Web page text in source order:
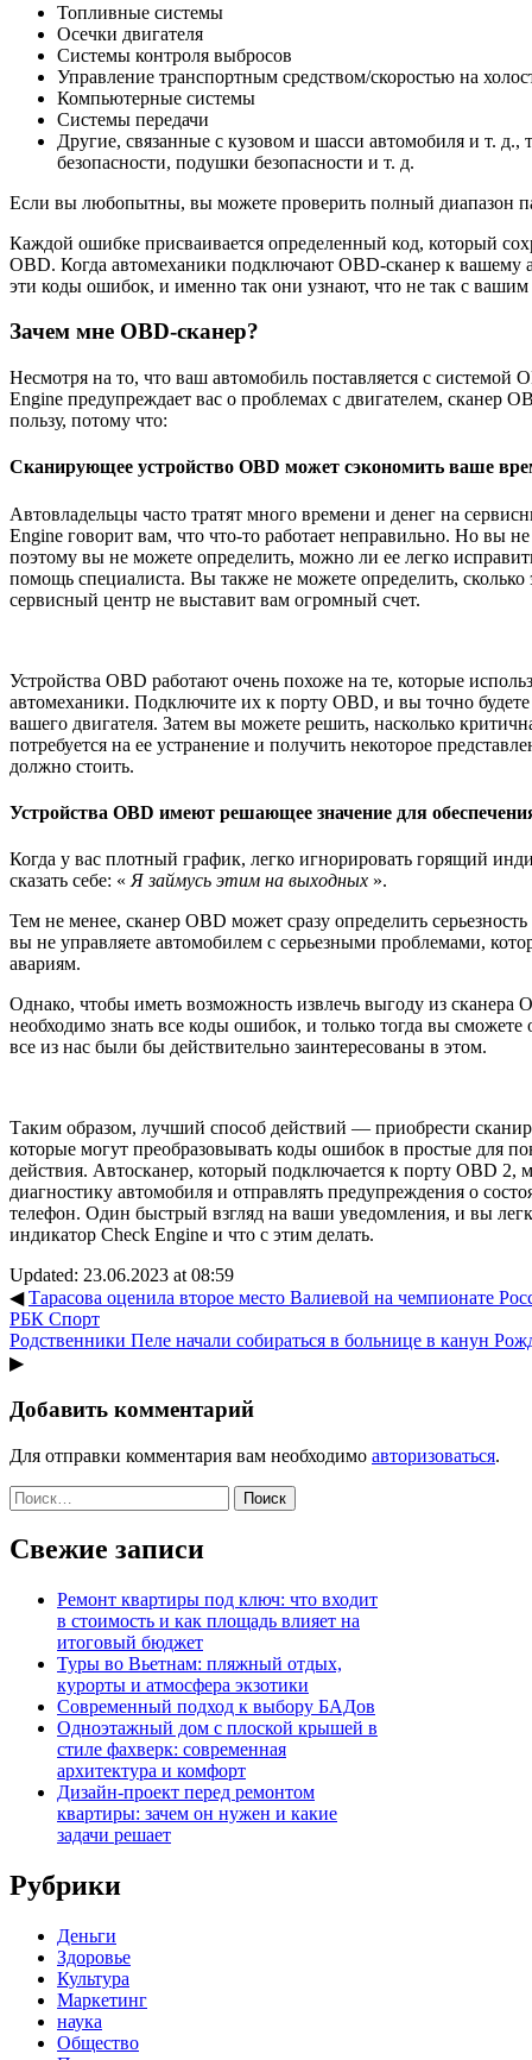
Топливные системы
Осечки двигателя
Системы контроля выбросов
Управление транспортным средством/скоростью на
Компьютерные системы
Системы передачи
Другие, связанные с кузовом и шасси автомобиля и т. д.,
безопасности, подушки безопасности и т. д.
Если вы любопытны, вы можете проверить полный диапазон
Каждой ошибке присваивается определенный код, который
OBD. Когда автомеханики подключают OBD-сканер к вашему
эти коды ошибок, и именно так они узнают, что не так с
Зачем мне OBD-сканер?
Несмотря на то, что ваш автомобиль поставляется с системой
Engine предупреждает вас о проблемах с двигателем, сканер
пользу, потому что:
Сканирующее устройство OBD может сэкономить ваше
Автовладельцы часто тратят много времени и денег на
Engine говорит вам, что что-то работает неправильно. Но вы
поэтому вы не можете определить, можно ли ее легко
помощь специалиста. Вы также не можете определить, сколько
сервисный центр не выставит вам огромный счет.
Устройства OBD работают очень похоже на те, которые
автомеханики. Подключите их к порту OBD, и вы точно будете
вашего двигателя. Затем вы можете решить, насколько
потребуется на ее устранение и получить некоторое
должно стоить.
Устройства OBD имеют решающее значение для
Когда у вас плотный график, легко игнорировать горящий
сказать себе: « Я займусь этим на выходных ».
Тем не менее, сканер OBD может сразу определить
вы не управляете автомобилем с серьезными проблемами,
авариям.
Однако, чтобы иметь возможность извлечь выгоду из сканера
необходимо знать все коды ошибок, и только тогда вы
все из нас были бы действительно заинтересованы в этом.
Таким образом, лучший способ действий — приобрести
которые могут преобразовывать коды ошибок в простые для
действия. Автосканер, который подключается к порту OBD
диагностику автомобиля и отправлять предупреждения о
телефон. Один быстрый взгляд на ваши уведомления, и вы
индикатор Check Engine и что с этим делать.
Updated: 23.06.2023 at 08:59
◀Тарасова оценила второе место Валиевой на чемпионате
РБК Спорт
Родственники Пеле начали собираться в больнице в канун
▶
Добавить комментарий
Для отправки комментария вам необходимо авторизоваться.
Найти:
Свежие записи
Ремонт квартиры под ключ: что входит
в стоимость и как площадь влияет на
итоговый бюджет
Туры во Вьетнам: пляжный отдых,
курорты и атмосфера экзотики
Современный подход к выбору БАДов
Одноэтажный дом с плоской крышей в
стиле фахверк: современная
архитектура и комфорт
Дизайн-проект перед ремонтом
квартиры: зачем он нужен и какие
задачи решает
Рубрики
Деньги
Здоровье
Культура
Маркетинг
наука
Общество